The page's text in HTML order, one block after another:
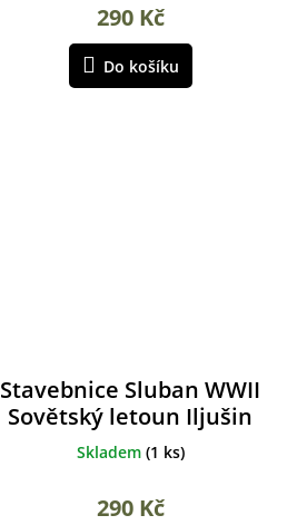
290 Kč
Do košíku
Stavebnice Sluban WWII
Sovětský letoun Iljušin
II
Skladem (1 ks)
290 Kč